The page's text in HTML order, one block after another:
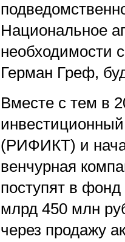
Национальное
необходимости
Герман Греф,
Вместе с тем в
(РИФИКТ) и
венчурная
поступят в
млрд 450 млн
через продажу